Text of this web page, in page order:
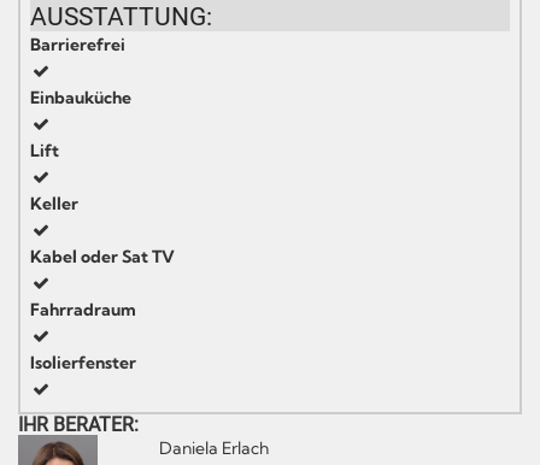
AUSSTATTUNG:
Barrierefrei
Einbauküche
Lift
Keller
Kabel oder Sat TV
Fahrradraum
Isolierfenster
IHR BERATER:
Daniela Erlach